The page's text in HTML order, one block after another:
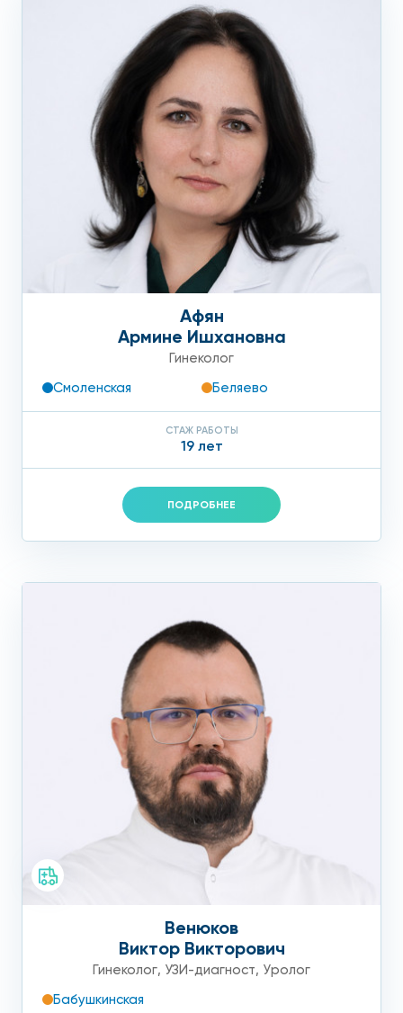
Афян
Армине Ишхановна
Гинеколог
Смоленская
Беляево
СТАЖ РАБОТЫ
19 лет
ПОДРОБНЕЕ
Венюков
Виктор Викторович
Гинеколог, УЗИ-диагност, Уролог
Бабушкинская